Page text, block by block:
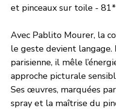
et pinceaux sur toile -
Avec Pablito Mourer, la
le geste devient langage.
parisienne, il mêle
approche picturale
Ses œuvres, marquées
spray et la maîtrise du